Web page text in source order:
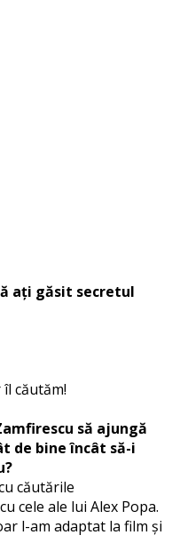
ați găsit secretul
căutăm!
să ajungă
de bine încât să-i
căutările
cele ale lui Alex Popa.
l-am adaptat la film și